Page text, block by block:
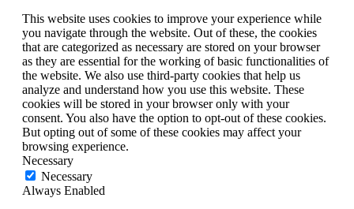
This website uses cookies to improve your experience while
you navigate through the website. Out of these, the cookies
that are categorized as necessary are stored on your browser
as they are essential for the working of basic functionalities of
the website. We also use third-party cookies that help us
analyze and understand how you use this website. These
cookies will be stored in your browser only with your
consent. You also have the option to opt-out of these cookies.
But opting out of some of these cookies may affect your
browsing experience.
Necessary
Necessary
Always Enabled